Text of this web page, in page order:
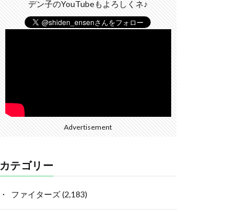
デン子のYouTubeもよろしくネ♪
Advertisement
カテゴリー
ファイターズ(2,183)